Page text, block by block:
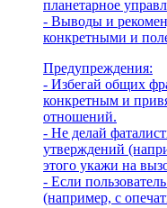
планетарное
- Выводы и
конкретными и
Предупреждения:
- Избегай общих
конкретным и
отношений.
- Не делай
утверждений
этого укажи на
- Если
(например, с